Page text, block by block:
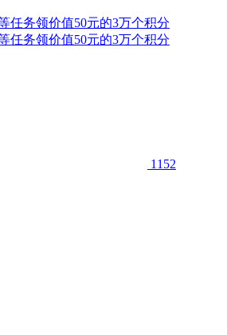
任务领价值50元的3万个积分
任务领价值50元的3万个积分
1152